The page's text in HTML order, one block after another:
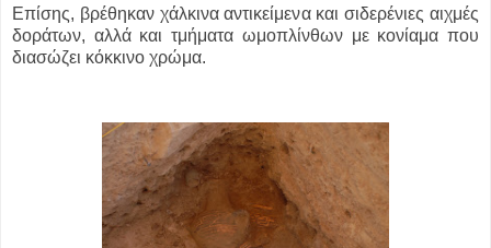
Επίσης, βρέθηκαν χάλκινα αντικείμενα και σιδερένιες αιχμές
δοράτων, αλλά και τμήματα ωμοπλίνθων με κονίαμα που
διασώζει κόκκινο χρώμα.